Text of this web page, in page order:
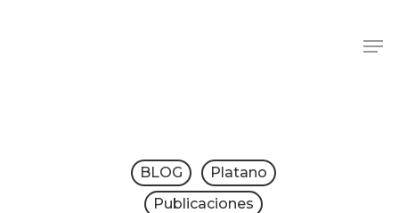
BLOG
Platano
Publicaciones